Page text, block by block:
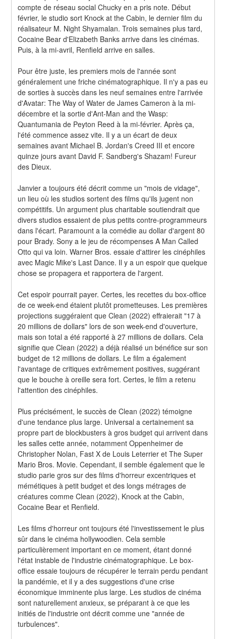
compte de réseau social Chucky en a pris note. Début
février, le studio sort Knock at the Cabin, le dernier film du
réalisateur M. Night Shyamalan. Trois semaines plus tard,
Cocaine Bear d'Elizabeth Banks arrive dans les cinémas.
Puis, à la mi-avril, Renfield arrive en salles.
Pour être juste, les premiers mois de l'année sont
généralement une friche cinématographique. Il n'y a pas eu
de sorties à succès dans les neuf semaines entre l'arrivée
d'Avatar: The Way of Water de James Cameron à la mi-
décembre et la sortie d'Ant-Man and the Wasp:
Quantumania de Peyton Reed à la mi-février. Après ça,
l'été commence assez vite. Il y a un écart de deux
semaines avant Michael B. Jordan's Creed III et encore
quinze jours avant David F. Sandberg's Shazam! Fureur
des Dieux.
Janvier a toujours été décrit comme un "mois de vidage",
un lieu où les studios sortent des films qu'ils jugent non
compétitifs. Un argument plus charitable soutiendrait que
divers studios essaient de plus petits contre-programmeurs
dans l'écart. Paramount a la comédie au dollar d'argent 80
pour Brady. Sony a le jeu de récompenses A Man Called
Otto qui va loin. Warner Bros. essaie d'attirer les cinéphiles
avec Magic Mike's Last Dance. Il y a un espoir que quelque
chose se propagera et rapportera de l'argent.
Cet espoir pourrait payer. Certes, les recettes du box-office
de ce week-end étaient plutôt prometteuses. Les premières
projections suggéraient que Clean (2022) effraierait "17 à
20 millions de dollars" lors de son week-end d'ouverture,
mais son total a été rapporté à 27 millions de dollars. Cela
signifie que Clean (2022) a déjà réalisé un bénéfice sur son
budget de 12 millions de dollars. Le film a également
l'avantage de critiques extrêmement positives, suggérant
que le bouche à oreille sera fort. Certes, le film a retenu
l'attention des cinéphiles.
Plus précisément, le succès de Clean (2022) témoigne
d'une tendance plus large. Universal a certainement sa
propre part de blockbusters à gros budget qui arrivent dans
les salles cette année, notamment Oppenheimer de
Christopher Nolan, Fast X de Louis Leterrier et The Super
Mario Bros. Movie. Cependant, il semble également que le
studio parie gros sur des films d'horreur excentriques et
mémétiques à petit budget et des longs métrages de
créatures comme Clean (2022), Knock at the Cabin,
Cocaine Bear et Renfield.
Les films d'horreur ont toujours été l'investissement le plus
sûr dans le cinéma hollywoodien. Cela semble
particulièrement important en ce moment, étant donné
l'état instable de l'industrie cinématographique. Le box-
office essaie toujours de récupérer le terrain perdu pendant
la pandémie, et il y a des suggestions d'une crise
économique imminente plus large. Les studios de cinéma
sont naturellement anxieux, se préparant à ce que les
initiés de l'industrie ont décrit comme une "année de
turbulences".